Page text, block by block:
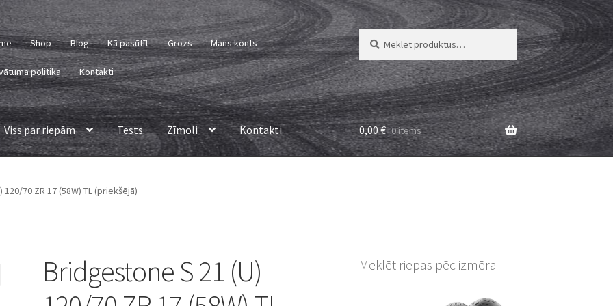
Shop Blog Kā pasūtīt Grozs Mans konts
politika Kontakti
Meklēt:
Meklēt
Viss par riepām Tests Zīmoli Kontakti 0,00€ 0 items
70 ZR 17 (58W) TL (priekšējā)
Bridgestone S 21 (U)
Meklēt riepas pēc izmēra